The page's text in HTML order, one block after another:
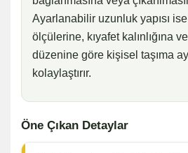
Ayarlanabilir uzunluk yapısı
ölçülerine, kıyafet kalınlığına
düzenine göre kişisel taşıma
kolaylaştırır.
Öne Çıkan Detaylar